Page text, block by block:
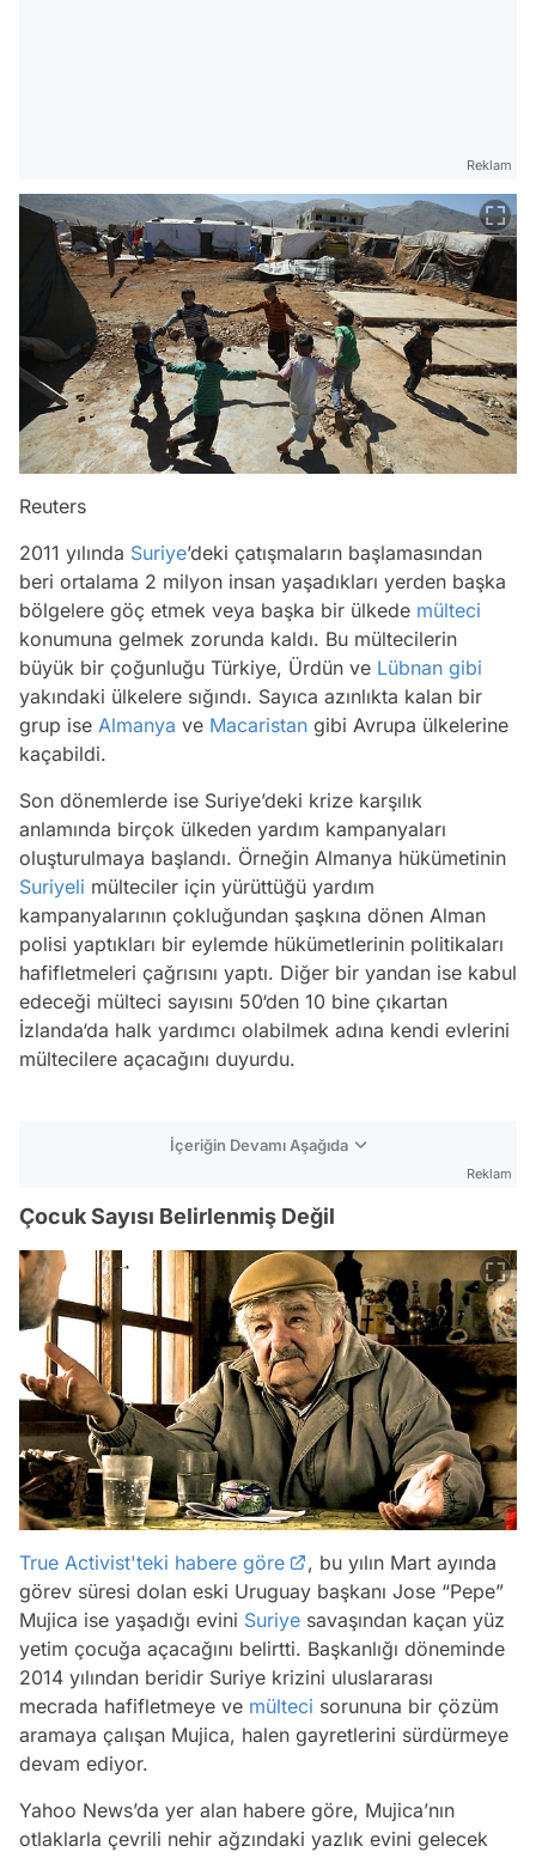
Reklam
Reuters
2011 yılında Suriye’deki çatışmaların başlamasından
beri ortalama 2 milyon insan yaşadıkları yerden başka
bölgelere göç etmek veya başka bir ülkede mülteci
konumuna gelmek zorunda kaldı. Bu mültecilerin
büyük bir çoğunluğu Türkiye, Ürdün ve Lübnan gibi
yakındaki ülkelere sığındı. Sayıca azınlıkta kalan bir
grup ise Almanya ve Macaristan gibi Avrupa ülkelerine
kaçabildi.
Son dönemlerde ise Suriye’deki krize karşılık
anlamında birçok ülkeden yardım kampanyaları
oluşturulmaya başlandı. Örneğin Almanya hükümetinin
Suriyeli mülteciler için yürüttüğü yardım
kampanyalarının çokluğundan şaşkına dönen Alman
polisi yaptıkları bir eylemde hükümetlerinin politikaları
hafifletmeleri çağrısını yaptı. Diğer bir yandan ise kabul
edeceği mülteci sayısını 50‘den 10 bine çıkartan
İzlanda‘da halk yardımcı olabilmek adına kendi evlerini
mültecilere açacağını duyurdu.
İçeriğin Devamı Aşağıda
Reklam
Çocuk Sayısı Belirlenmiş Değil
True Activist'teki habere göre
, bu yılın Mart ayında
görev süresi dolan eski Uruguay başkanı Jose “Pepe”
Mujica ise yaşadığı evini Suriye savaşından kaçan yüz
yetim çocuğa açacağını belirtti. Başkanlığı döneminde
2014 yılından beridir Suriye krizini uluslararası
mecrada hafifletmeye ve mülteci sorununa bir çözüm
aramaya çalışan Mujica, halen gayretlerini sürdürmeye
devam ediyor.
Yahoo News’da yer alan habere göre, Mujica’nın
otlaklarla çevrili nehir ağzındaki yazlık evini gelecek